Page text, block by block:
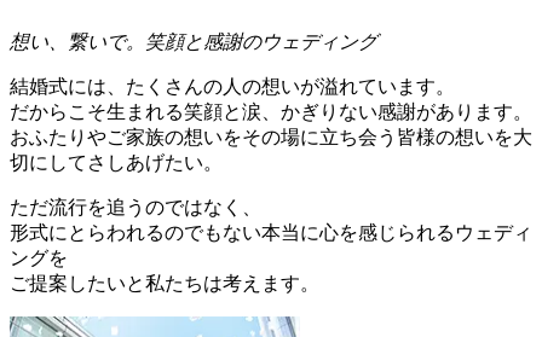
想い、繋いで。笑顔と感謝のウェディング
結婚式には、たくさんの人の想いが溢れています。
だからこそ生まれる笑顔と涙、かぎりない感謝があります。
おふたりやご家族の想いをその場に立ち会う皆様の想いを大
切にしてさしあげたい。
ただ流行を追うのではなく、
形式にとらわれるのでもない本当に心を感じられるウェディ
ングを
ご提案したいと私たちは考えます。